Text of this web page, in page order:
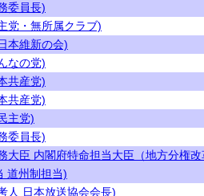
委員長)
党・無所属クラブ)
本維新の会)
なの党)
共産党)
共産党)
主党)
委員長)
大臣 内閣府特命担当大臣（地方分権改
道州制担当)
人 日本放送協会会長)